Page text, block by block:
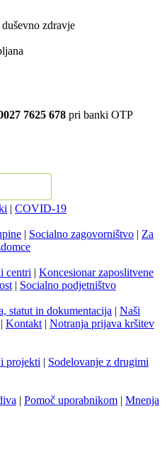
zdravje
7625 678 pri banki OTP
| COVID-19
| Socialno zagovorništvo | Za
centri | Koncesionar zaposlitvene
| Socialno podjetništvo
statut in dokumentacija | Naši
| Kontakt | Notranja prijava kršitev
projekti | Sodelovanje z drugimi
| Pomoč uporabnikom | Mnenja